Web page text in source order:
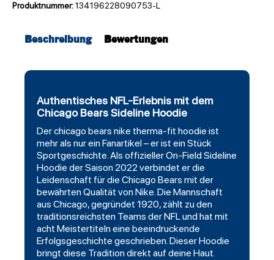
Produktnummer:134196228090753-L
Beschreibung Bewertungen
Authentisches NFL-Erlebnis mit dem
Chicago Bears Sideline Hoodie
Derchicago bears nike therma-fit hoodie ist
mehr als nur ein Fanartikel – er ist ein Stück
Sportgeschichte. Als offizieller On-Field Sideline
Hoodie der Saison 2022 verbindet er die
Leidenschaft für die Chicago Bears mit der
bewährten Qualität von Nike. Die Mannschaft
aus Chicago, gegründet 1920, zählt zu den
traditionsreichsten Teams der NFL und hat mit
acht Meistertiteln eine beeindruckende
Erfolgsgeschichte geschrieben. Dieser Hoodie
bringt diese Tradition direkt auf deine Haut.